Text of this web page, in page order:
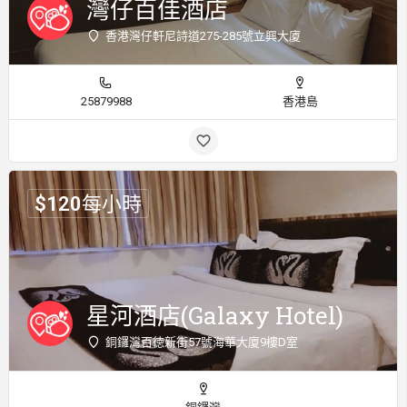
灣仔百佳酒店
香港灣仔軒尼詩道275-285號立興大廈
25879988 香港島
星河酒店(Galaxy Hotel)
銅鑼灣百徳新街57號海華大廈9樓D室
$120每小時